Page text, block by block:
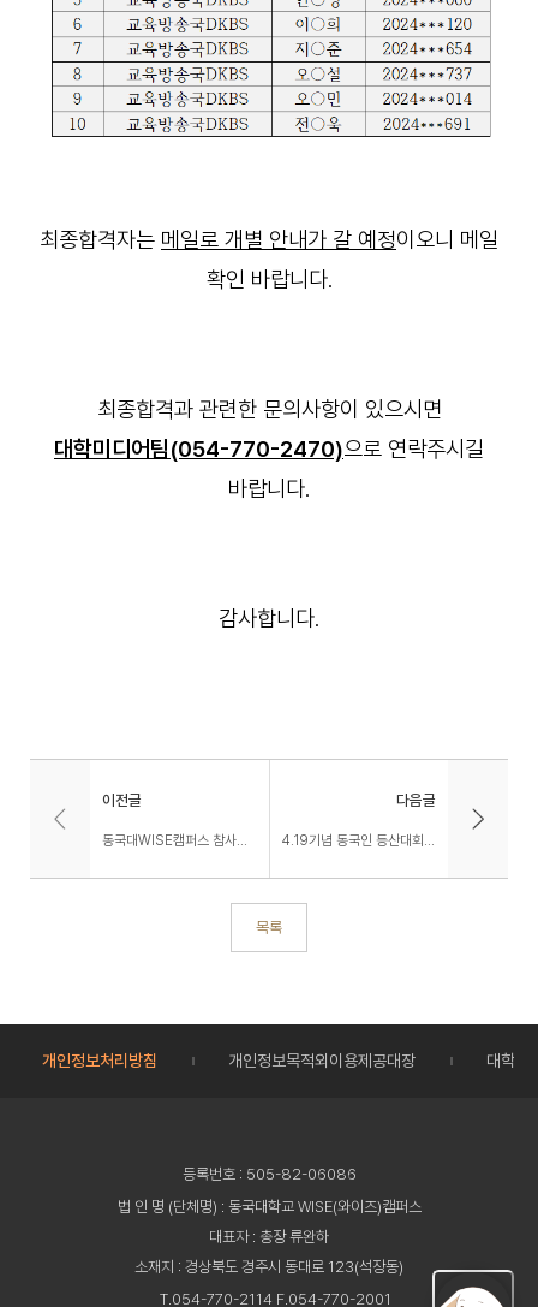
최종합격자는 메일로 개별 안내가 갈 예정이오니 메일
확인 바랍니다.
최종합격과 관련한 문의사항이 있으시면
대학미디어팀(054-770-2470)으로 연락주시길
바랍니다.
감사합니다.
이전글 다음글
목록
개인정보처리방침 개인정보목적외이용제공대장 대학정
등록번호 : 505-82-06086
법 인 명 (단체명) : 동국대학교 WISE(와이즈)캠퍼스
대표자 : 총장 류완하
소재지 : 경상북도 경주시 동대로 123(석장동)
T.054-770-2114 F.054-770-2001